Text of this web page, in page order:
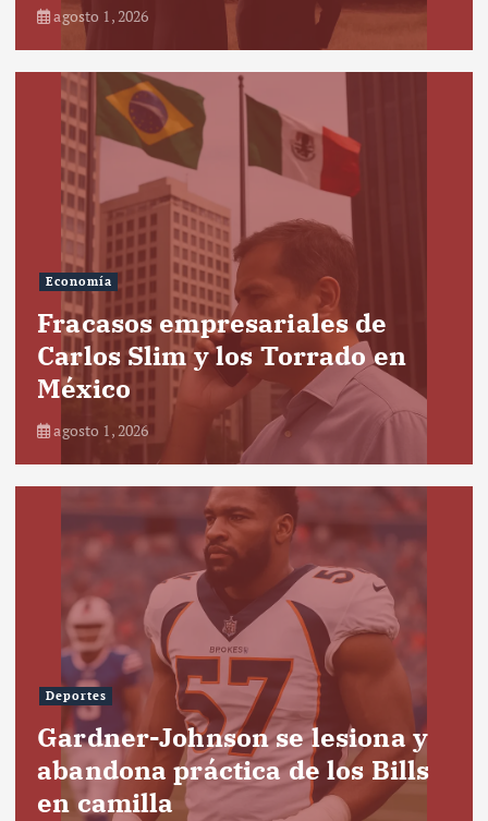
agosto 1, 2026
Economía
Fracasos empresariales de
Carlos Slim y los Torrado en
México
agosto 1, 2026
Deportes
Gardner-Johnson se lesiona y
abandona práctica de los Bills
en camilla